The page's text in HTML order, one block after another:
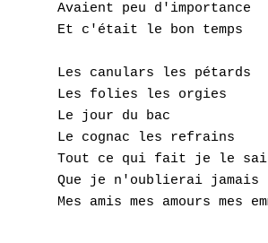
Avaient peu d'importance
Et c'était le bon temps
Les canulars les pétards
Les folies les orgies
Le jour du bac
Le cognac les refrains
Tout ce qui fait je le
Que je n'oublierai jamais
X
Y
Top